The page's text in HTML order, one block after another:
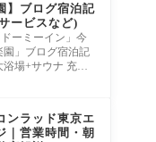
】ブログ宿泊記
ービスなど)
ーミーイン」今
園」ブログ宿泊記
場+サウナ 充実
します。
ンラッド東京エ
｜営業時間・朝